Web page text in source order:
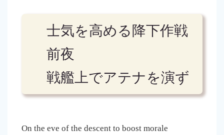
士気を高める降下作戦
前夜
戦艦上でアテナを演ず
On the eve of the descent to boost morale